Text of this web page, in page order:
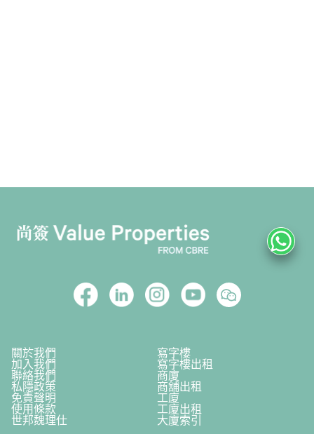
關於我們 寫字樓
加入我們 寫字樓出租
聯絡我們 商廈
私隱政策 商舖出租
免責聲明 工廈
使用條款 工廈出租
世邦魏理仕 大廈索引